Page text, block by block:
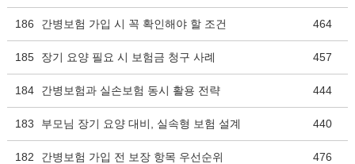
186 간병보험 가입 시 꼭 확인해야 할 조건 464
185 장기 요양 필요 시 보험금 청구 사례 457
184 간병보험과 실손보험 동시 활용 전략 444
183 부모님 장기 요양 대비, 실속형 보험 설계 440
182 간병보험 가입 전 보장 항목 우선순위 476